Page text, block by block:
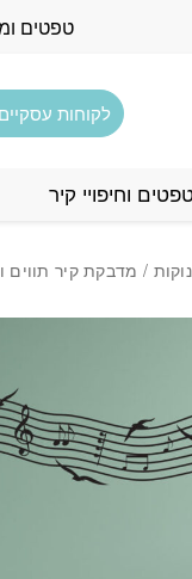
טפטים
לקוחות
וחיפויי קיר
/ מדבקת קיר תווים